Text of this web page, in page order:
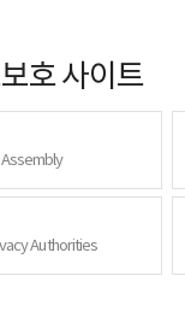
호 사이트
Authorities